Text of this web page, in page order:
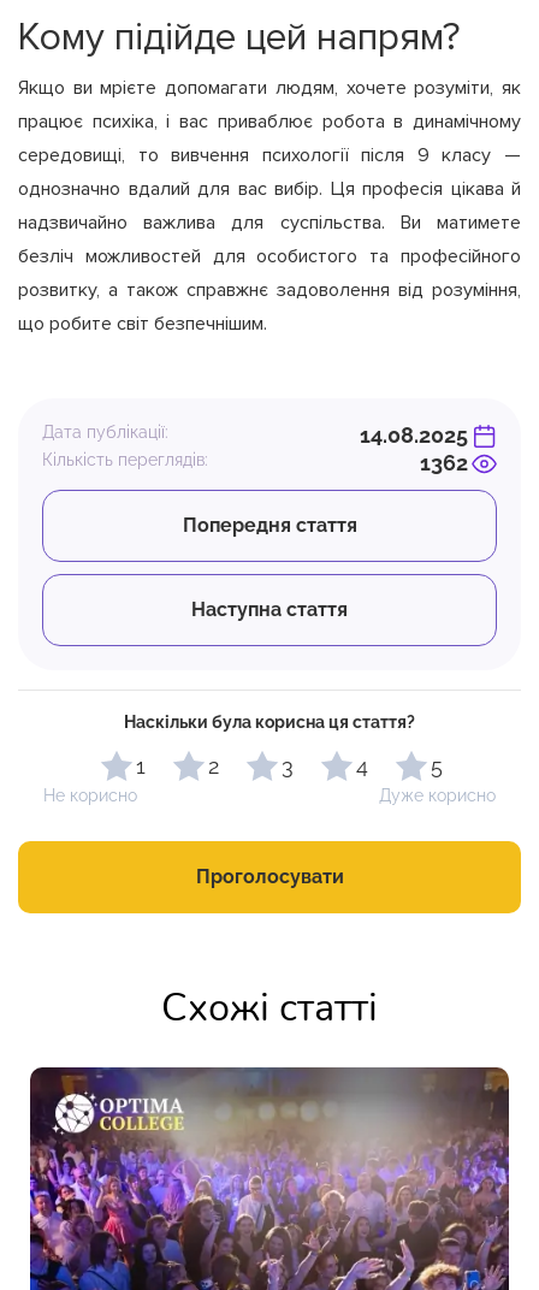
Кому підійде цей напрям?
Якщо ви мрієте допомагати людям, хочете розуміти, як
працює психіка, і вас приваблює робота в динамічному
середовищі, то вивчення психології після 9 класу —
однозначно вдалий для вас вибір. Ця професія цікава й
надзвичайно важлива для суспільства. Ви матимете
безліч можливостей для особистого та професійного
розвитку, а також справжнє задоволення від розуміння,
що робите світ безпечнішим.
Дата публікації: 14.08.2025
Кількість переглядів: 1362
Попередня стаття
Наступна стаття
Наскільки була корисна ця стаття?
1 2 3 4 5
Не корисно Дуже корисно
Проголосувати
Схожі статті